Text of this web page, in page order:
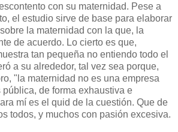
con su maternidad. Pese a
el estudio sirve de base para elaborar
sobre la maternidad con la que, la
de acuerdo. Lo cierto es que,
tan pequeña no entiendo todo el
a su alrededor, tal vez sea porque,
"la maternidad no es una empresa
de forma exhaustiva e
mí es el quid de la cuestión. Que de
todos, y muchos con pasión excesiva.